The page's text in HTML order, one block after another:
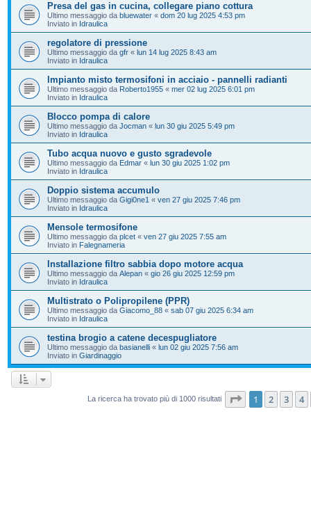
Presa del gas in cucina, collegare piano cottura
Ultimo messaggio da bluewater « dom 20 lug 2025 4:53 pm
Inviato in Idraulica
regolatore di pressione
Ultimo messaggio da gfr « lun 14 lug 2025 8:43 am
Inviato in Idraulica
Impianto misto termosifoni in acciaio - pannelli radianti
Ultimo messaggio da Roberto1955 « mer 02 lug 2025 6:01 pm
Inviato in Idraulica
Blocco pompa di calore
Ultimo messaggio da Jocman « lun 30 giu 2025 5:49 pm
Inviato in Idraulica
Tubo acqua nuovo e gusto sgradevole
Ultimo messaggio da Edmar « lun 30 giu 2025 1:02 pm
Inviato in Idraulica
Doppio sistema accumulo
Ultimo messaggio da Gigi0ne1 « ven 27 giu 2025 7:46 pm
Inviato in Idraulica
Mensole termosifone
Ultimo messaggio da plcet « ven 27 giu 2025 7:55 am
Inviato in Falegnameria
Installazione filtro sabbia dopo motore acqua
Ultimo messaggio da Alepan « gio 26 giu 2025 12:59 pm
Inviato in Idraulica
Multistrato o Polipropilene (PPR)
Ultimo messaggio da Giacomo_88 « sab 07 giu 2025 6:34 am
Inviato in Idraulica
testina brogio a catene decespugliatore
Ultimo messaggio da basianelli « lun 02 giu 2025 7:56 am
Inviato in Giardinaggio
La ricerca ha trovato più di 1000 risultati Pagina di 20
1 2 3 4